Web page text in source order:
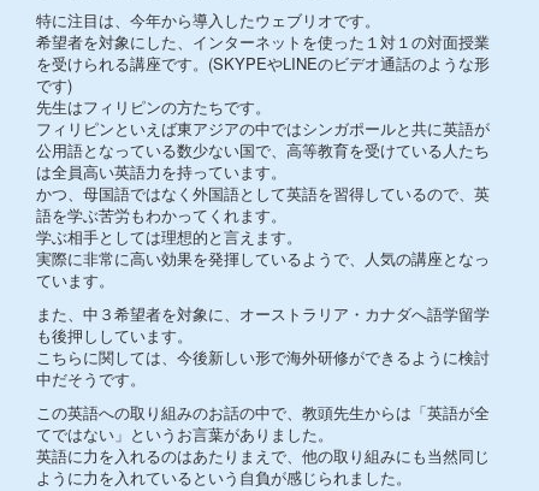
特に注目は、今年から導入したウェブリオです。
希望者を対象にした、インターネットを使った１対１の対面授業
を受けられる講座です。(SKYPEやLINEのビデオ通話のような形
です)
先生はフィリピンの方たちです。
フィリピンといえば東アジアの中ではシンガポールと共に英語が
公用語となっている数少ない国で、高等教育を受けている人たち
は全員高い英語力を持っています。
かつ、母国語ではなく外国語として英語を習得しているので、英
語を学ぶ苦労もわかってくれます。
学ぶ相手としては理想的と言えます。
実際に非常に高い効果を発揮しているようで、人気の講座となっ
ています。
また、中３希望者を対象に、オーストラリア・カナダへ語学留学
も後押ししています。
こちらに関しては、今後新しい形で海外研修ができるように検討
中だそうです。
この英語への取り組みのお話の中で、教頭先生からは「英語が全
てではない」というお言葉がありました。
英語に力を入れるのはあたりまえで、他の取り組みにも当然同じ
ように力を入れているという自負が感じられました。